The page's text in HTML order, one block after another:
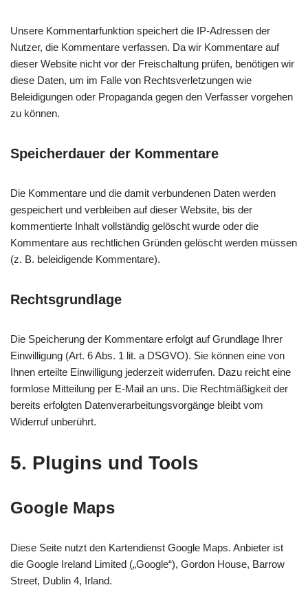
Unsere Kommentarfunktion speichert die IP-Adressen der
Nutzer, die Kommentare verfassen. Da wir Kommentare auf
dieser Website nicht vor der Freischaltung prüfen, benötigen wir
diese Daten, um im Falle von Rechtsverletzungen wie
Beleidigungen oder Propaganda gegen den Verfasser vorgehen
zu können.
Speicherdauer der Kommentare
Die Kommentare und die damit verbundenen Daten werden
gespeichert und verbleiben auf dieser Website, bis der
kommentierte Inhalt vollständig gelöscht wurde oder die
Kommentare aus rechtlichen Gründen gelöscht werden müssen
(z. B. beleidigende Kommentare).
Rechtsgrundlage
Die Speicherung der Kommentare erfolgt auf Grundlage Ihrer
Einwilligung (Art. 6 Abs. 1 lit. a DSGVO). Sie können eine von
Ihnen erteilte Einwilligung jederzeit widerrufen. Dazu reicht eine
formlose Mitteilung per E-Mail an uns. Die Rechtmäßigkeit der
bereits erfolgten Datenverarbeitungsvorgänge bleibt vom
Widerruf unberührt.
5. Plugins und Tools
Google Maps
Diese Seite nutzt den Kartendienst Google Maps. Anbieter ist
die Google Ireland Limited („Google“), Gordon House, Barrow
Street, Dublin 4, Irland.